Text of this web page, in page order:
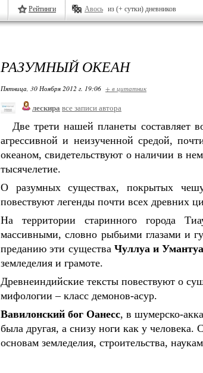
Рейтинги Авось из (+ сутки) дневников
РАЗУМНЫЙ ОКЕАН
Пятница, 30 Ноября 2012 г. 19:06 + в цитатник
лескира все записи автора
Две трети нашей планеты составляет
агрессивной и неизученной средой,
океаном, свидетельствуют о наличии в нем
тысячелетие.
О разумных существах, покрытых
повествуют легенды почти всех древних
На территории старинного города
массивными, словно рыбьими глазами и
преданию эти существа Чуллуа и Умантуа
земледелия и грамоте.
Древнеиндийские тексты повествуют о
мифологии – класс демонов-асур.
Вавилонский бог Оанесс, в шумерско-
была другая, а снизу ноги как у
основам земледелия, строительства,